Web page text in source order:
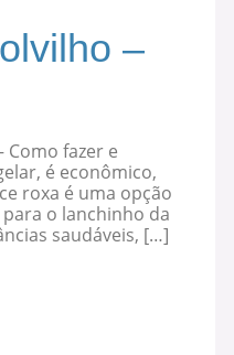
–
Como fazer e
é econômico,
roxa é uma opção
o lanchinho da
saudáveis, […]